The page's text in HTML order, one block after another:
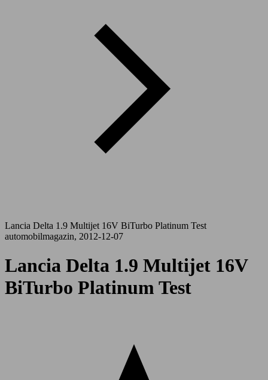
Lancia Delta 1.9 Multijet 16V BiTurbo Platinum Test
automobilmagazin, 2012-12-07
Lancia Delta 1.9 Multijet 16V
BiTurbo Platinum Test